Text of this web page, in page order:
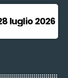
luglio 2026